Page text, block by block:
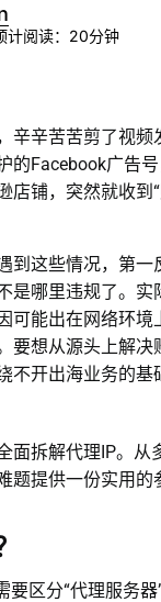
计阅读：20分钟
辛辛苦苦剪了视
的Facebook广告
店铺，突然就收到
到这些情况，第一
是哪里违规了。
可能出在网络环境
要想从源头上解
不开出海业务的基
面拆解代理IP。从
题提供一份实用的
区分“代理服务器